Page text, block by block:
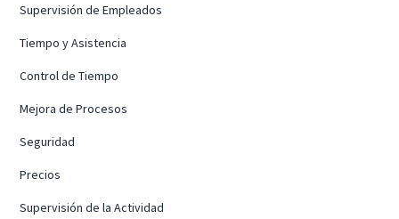
Supervisión de Empleados
Tiempo y Asistencia
Control de Tiempo
Mejora de Procesos
Seguridad
Precios
Supervisión de la Actividad